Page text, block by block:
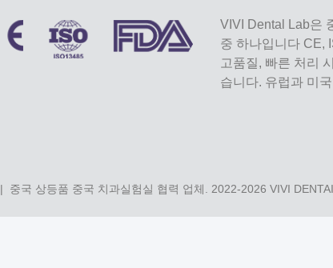
VIVI Dental Lab은
중 하나입니다 CE,
고품질, 빠른 처리
습니다. 유럽과 미
| 중국 상등품 중국 치과실험실 협력 업체. 2022-2026 VIVI